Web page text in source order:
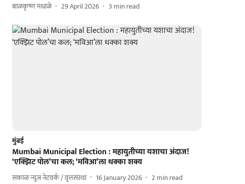
बाळकृष्ण मधाळे 29 April 2026 3 min read
मुंबई
Mumbai Municipal Election : महायुतीच्या यशाचा अंदाज!
‘एक्झिट पोल’चा कल; ‘मविआ’ला धक्का शक्य
सकाळ न्यूज नेटवर्क / वृत्तसंस्था 16 January 2026 2min read